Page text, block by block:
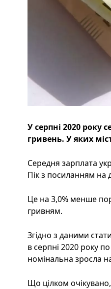
У серпні 2020 року
гривень. У яких
Середня зарплата
Пік з посиланням на
Це на 3,0% менше
гривням.
Згідно з даними
в серпні 2020 року
номінальна зросла
Що цілком